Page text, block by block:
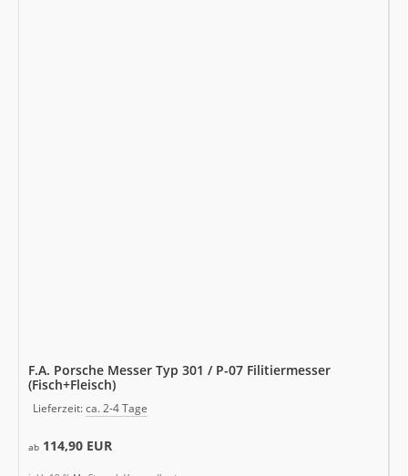
F.A. Porsche Messer Typ 301 / P-07 Filitiermesser
(Fisch+Fleisch)
Lieferzeit:ca. 2-4 Tage
ab 114,90 EUR